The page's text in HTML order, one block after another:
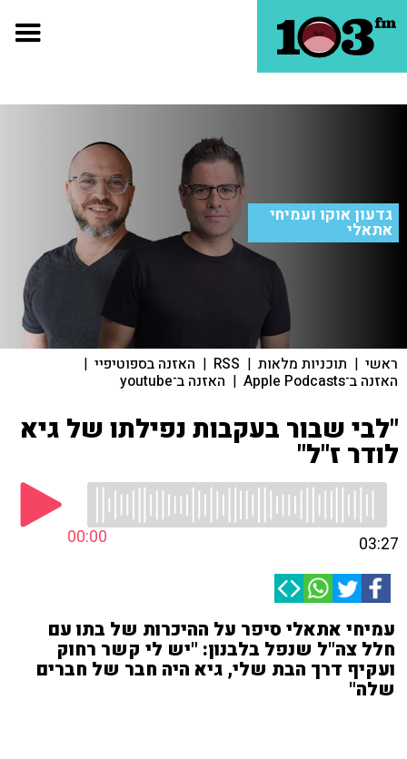
גדעון אוקו ועמיחי
אתאלי
ראשי | תוכניות מלאות |
RSS
| האזנה בספוטיפיי |
האזנה ב־Apple Podcasts | האזנה ב־youtube
"לבי שבור בעקבות נפילתו של גיא
לודר ז"ל"
00:00 03:27
עמיחי אתאלי סיפר על ההיכרות של בתו עם
חלל צה"ל שנפל בלבנון: "יש לי קשר רחוק
ועקיף דרך הבת שלי, גיא היה חבר של חברים
שלה"